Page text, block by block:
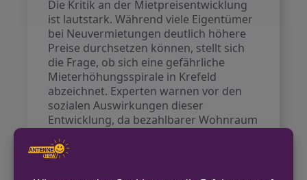
Die Kritik an der Mietpreisentwicklung
ist lautstark. Während viele Eigentümer
bei Neuvermietungen deutlich höhere
Preise durchsetzen können, stellt sich
die Frage, ob sich eine gefährliche
Mieterhöhungsspirale in Krefeld
abzeichnet. Experten warnen vor den
sozialen Auswirkungen dieser
Entwicklung, da bezahlbarer Wohnraum
Diesem besorgniserregenden Trend